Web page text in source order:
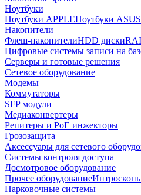
Ноутбуки
Ноутбуки APPLEНоутбуки ASUS
Накопители
Флеш-накопителиHDD диски
Цифровые системы записи на
Серверы и готовые решения
Сетевое оборудование
Модемы
Коммутаторы
SFP модули
Медиаконвертеры
Репитеры и PoE инжекторы
Грозозащита
Аксессуары для сетевого
Системы контроля доступа
Досмотровое оборудование
Прочее оборудование
Парковочные системы